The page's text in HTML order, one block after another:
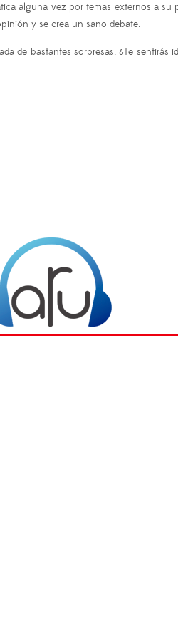
alguna vez por temas externos a su
y se crea un sano debate.
de bastantes sorpresas.¿Te sentirás